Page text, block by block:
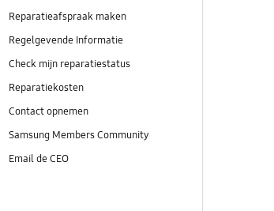
Reparatieafspraak maken
Regelgevende Informatie
Check mijn reparatiestatus
Reparatiekosten
Contact opnemen
Samsung Members Community
Email de CEO